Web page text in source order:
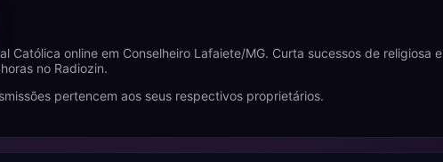
Católica online em Conselheiro Lafaiete/MG. Curta sucessos de religiosa e
no Radiozin.
pertencem aos seus respectivos proprietários.